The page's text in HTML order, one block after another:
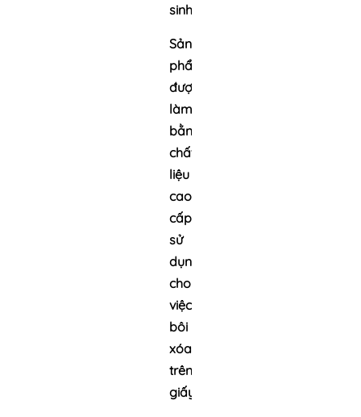
sinh.
Sản
phẩm
được
làm
bằng
chất
liệu
cao
cấp,
sử
dụng
cho
việc
bôi
xóa
trên
giấy.